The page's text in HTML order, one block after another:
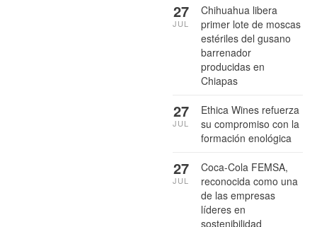
Chihuahua libera
primer lote de moscas
estériles del gusano
barrenador
producidas en
Chiapas
27
JUL
Ethica Wines refuerza
su compromiso con la
formación enológica
27
JUL
Coca-Cola FEMSA,
reconocida como una
de las empresas
líderes en
sostenibilidad
27
JUL